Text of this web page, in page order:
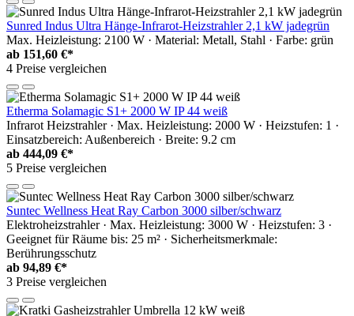
Sunred Indus Ultra Hänge-Infrarot-Heizstrahler 2,1 kW jadegrün
Max. Heizleistung: 2100 W · Material: Metall, Stahl · Farbe: grün
ab 151,60 €*
4 Preise vergleichen
Etherma Solamagic S1+ 2000 W IP 44 weiß
Infrarot Heizstrahler · Max. Heizleistung: 2000 W · Heizstufen: 1 ·
Einsatzbereich: Außenbereich · Breite: 9.2 cm
ab 444,09 €*
5 Preise vergleichen
Suntec Wellness Heat Ray Carbon 3000 silber/schwarz
Elektroheizstrahler · Max. Heizleistung: 3000 W · Heizstufen: 3 ·
Geeignet für Räume bis: 25 m² · Sicherheitsmerkmale:
Berührungsschutz
ab 94,89 €*
3 Preise vergleichen